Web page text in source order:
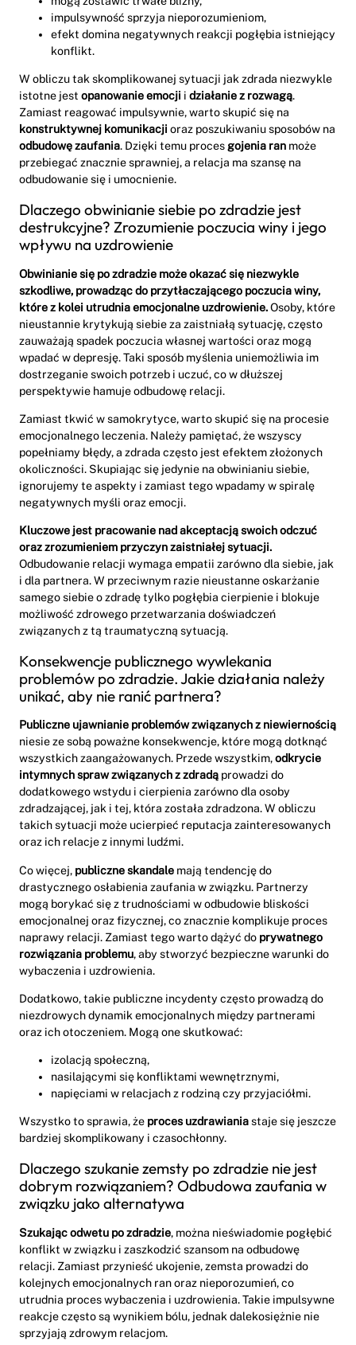
impulsywność sprzyja nieporozumieniom,
efekt domina negatywnych reakcji pogłębia istniejący
konflikt.
W obliczu tak skomplikowanej sytuacji jak zdrada niezwykle
istotne jest opanowanie emocji i działanie z rozwagą.
Zamiast reagować impulsywnie, warto skupić się na
konstruktywnej komunikacji oraz poszukiwaniu sposobów na
odbudowę zaufania. Dzięki temu procesgojenia ran może
przebiegać znacznie sprawniej, a relacja ma szansę na
odbudowanie się i umocnienie.
Dlaczego obwinianie siebie po zdradzie jest
destrukcyjne? Zrozumienie poczucia winy i jego
wpływu na uzdrowienie
Obwinianie się po zdradzie może okazać się niezwykle
szkodliwe, prowadząc do przytłaczającego poczucia winy,
które z kolei utrudnia emocjonalne uzdrowienie.Osoby, które
nieustannie krytykują siebie za zaistniałą sytuację, często
zauważają spadek poczucia własnej wartości oraz mogą
wpadać w depresję. Taki sposób myślenia uniemożliwia im
dostrzeganie swoich potrzeb i uczuć, co w dłuższej
perspektywie hamuje odbudowę relacji.
Zamiast tkwić w samokrytyce, warto skupić się na procesie
emocjonalnego leczenia. Należy pamiętać, że wszyscy
popełniamy błędy, a zdrada często jest efektem złożonych
okoliczności. Skupiając się jedynie na obwinianiu siebie,
ignorujemy te aspekty i zamiast tego wpadamy w spiralę
negatywnych myśli oraz emocji.
Kluczowe jest pracowanie nad akceptacją swoich odczuć
oraz zrozumieniem przyczyn zaistniałej sytuacji.
Odbudowanie relacji wymaga empatii zarówno dla siebie, jak
i dla partnera. W przeciwnym razie nieustanne oskarżanie
samego siebie o zdradę tylko pogłębia cierpienie i blokuje
możliwość zdrowego przetwarzania doświadczeń
związanych z tą traumatyczną sytuacją.
Konsekwencje publicznego wywlekania
problemów po zdradzie. Jakie działania należy
unikać, aby nie ranić partnera?
Publiczne ujawnianie problemów związanych z niewiernością
niesie ze sobą poważne konsekwencje, które mogą dotknąć
wszystkich zaangażowanych. Przede wszystkim,odkrycie
intymnych spraw związanych z zdradą prowadzi do
dodatkowego wstydu i cierpienia zarówno dla osoby
zdradzającej, jak i tej, która została zdradzona. W obliczu
takich sytuacji może ucierpieć reputacja zainteresowanych
oraz ich relacje z innymi ludźmi.
Co więcej, publiczne skandale mają tendencję do
drastycznego osłabienia zaufania w związku. Partnerzy
mogą borykać się z trudnościami w odbudowie bliskości
emocjonalnej oraz fizycznej, co znacznie komplikuje proces
naprawy relacji. Zamiast tego warto dążyć do prywatnego
rozwiązania problemu, aby stworzyć bezpieczne warunki do
wybaczenia i uzdrowienia.
Dodatkowo, takie publiczne incydenty często prowadzą do
niezdrowych dynamik emocjonalnych między partnerami
oraz ich otoczeniem. Mogą one skutkować:
izolacją społeczną,
nasilającymi się konfliktami wewnętrznymi,
napięciami w relacjach z rodziną czy przyjaciółmi.
Wszystko to sprawia, że proces uzdrawianiastaje się jeszcze
bardziej skomplikowany i czasochłonny.
Dlaczego szukanie zemsty po zdradzie nie jest
dobrym rozwiązaniem? Odbudowa zaufania w
związku jako alternatywa
Szukając odwetu po zdradzie, można nieświadomie pogłębić
konflikt w związku i zaszkodzić szansom na odbudowę
relacji. Zamiast przynieść ukojenie, zemsta prowadzi do
kolejnych emocjonalnych ran oraz nieporozumień, co
utrudnia proces wybaczenia i uzdrowienia. Takie impulsywne
reakcje często są wynikiem bólu, jednak dalekosiężnie nie
sprzyjają zdrowym relacjom.